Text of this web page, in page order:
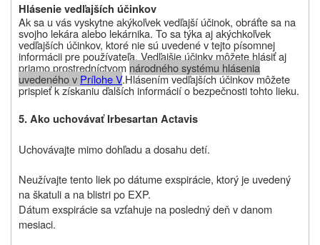
Hlásenie vedľajších účinkov
Ak sa u vás vyskytne akýkoľvek vedľajší účinok, obráťte sa na
svojho lekára alebo lekárnika. To sa týka aj akýchkoľvek
vedľajších účinkov, ktoré nie sú uvedené v tejto písomnej
informácii pre používateľa. Vedľajšie účinky môžete hlásiť aj
priamo prostredníctvom národného systému hlásenia
uvedeného v Prílohe V.Hlásením vedľajších účinkov môžete
prispieť k získaniu ďalších informácií o bezpečnosti tohto lieku.
5. Ako uchovávať Irbesartan Actavis
Uchovávajte mimo dohľadu a dosahu detí.
Neužívajte tento liek po dátume exspirácie, ktorý je uvedený
na škatuli a na blistri po EXP.
Dátum exspirácie sa vzťahuje na posledný deň v danom
mesiaci.